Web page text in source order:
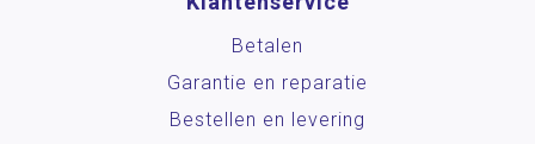
Betalen
Garantie en reparatie
Bestellen en levering